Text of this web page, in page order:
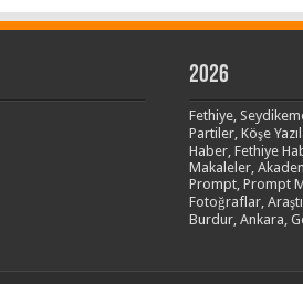
2026
Fethiye,
Partiler, Köşe
Haber, Fethiye
Makaleler,
Prompt, Prompt
Fotoğraflar,
Burdur, Ankara,